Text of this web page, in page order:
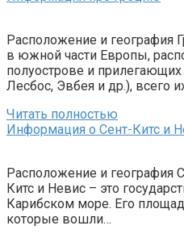
Расположение и география
в южной части Европы,
полуострове и прилегающих
Лесбос, Эвбея и др.), всего
Читать полностью
Информация о Сент-Китс и
Расположение и география
Китс и Невис – это
Карибском море. Его
которые вошли…